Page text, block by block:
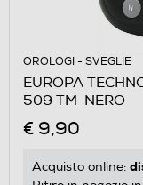
OROLOGI - SVEGLIE
EUROPA
509 TM-NERO
€ 9,90
Acquisto online: